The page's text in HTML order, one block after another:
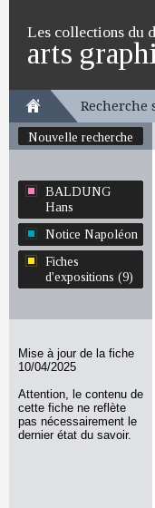
Les collections du
arts
Recherche
Nouvelle recherche
BALDUNG
Hans
Notice Napoléon
Fiches
d'expositions (9)
Mise à jour de la fiche
10/04/2025
Attention, le contenu de
cette fiche ne reflète
pas nécessairement le
dernier état du savoir.